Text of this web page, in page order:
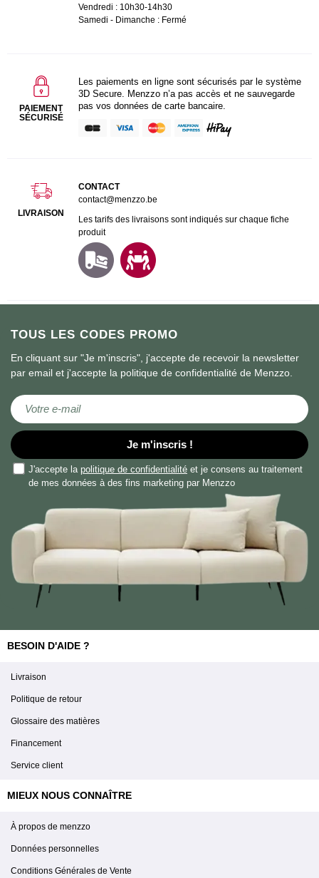
TOUS LES CODES PROMO
En cliquant sur "Je m'inscris", j'accepte de recevoir la newsletter
par email et j'accepte la politique de confidentialité de Menzzo.
Inscription à notre newsletter :
Je m'inscris !
J'accepte la politique de confidentialité et je consens au traitement
de mes données à des fins marketing par Menzzo
Vendredi : 10h30-14h30
Samedi - Dimanche : Fermé
PAIEMENT
SÉCURISÉ
Les paiements en ligne sont sécurisés par le système
3D Secure. Menzzo n’a pas accès et ne sauvegarde
pas vos données de carte bancaire.
LIVRAISON
CONTACT
contact@menzzo.be
Les tarifs des livraisons sont indiqués sur chaque fiche
produit
BESOIN D'AIDE ?
Livraison
Politique de retour
Glossaire des matières
Financement
Service client
MIEUX NOUS CONNAÎTRE
À propos de menzzo
Données personnelles
Conditions Générales de Vente